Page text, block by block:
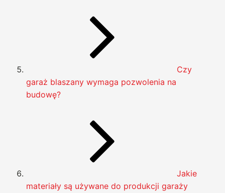
Czy
garaż blaszany wymaga pozwolenia na
budowę?
Jakie
materiały są używane do produkcji garaży